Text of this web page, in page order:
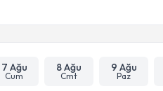
7 Ağu
Cum
8 Ağu
Cmt
9 Ağu
Paz